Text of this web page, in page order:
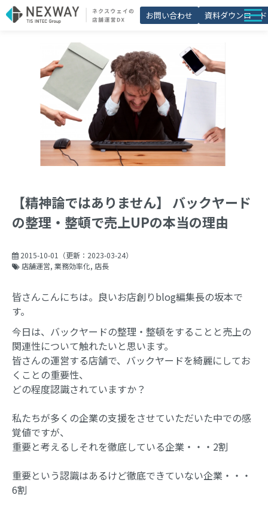
お問い合わせ 資料ダウンロード
導入事例
ブログ
セミナー
よくあるご質問
お役立ち資料一覧
【精神論ではありません】 バックヤード
の整理・整頓で売上UPの本当の理由
2015-10-01 （更新： 2023-03-24）
店舗運営 業務効率化 店長
皆さんこんにちは。良いお店創りblog編集長の坂本で
す。
今日は、バックヤードの整理・整頓をすることと売上の
関連性について触れたいと思います。
皆さんの運営する店舗で、バックヤードを綺麗にしてお
くことの重要性、
どの程度認識されていますか？
私たちが多くの企業の支援をさせていただいた中での感
覚値ですが、
重要と考えるしそれを徹底している企業・・・2割
重要という認識はあるけど徹底できていない企業・・・
6割